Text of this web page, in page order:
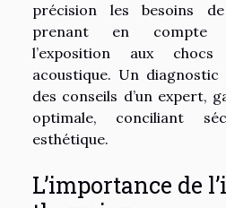
précision les besoins
prenant en compte
l’exposition aux
acoustique. Un
des conseils d’un expert,
optimale, conciliant
esthétique.
L’importance de